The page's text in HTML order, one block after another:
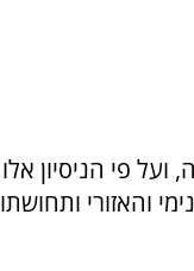
פי הניסיון אלו
והאזורי ותחושתו